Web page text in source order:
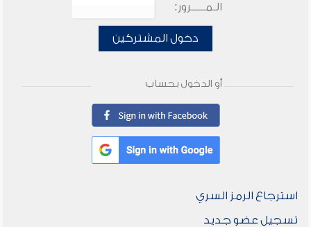
الـمـــــرور:
دخول المشتركين
أو الدخول بحساب
استرجاع الرمز السري
تسجيل عضو جديد